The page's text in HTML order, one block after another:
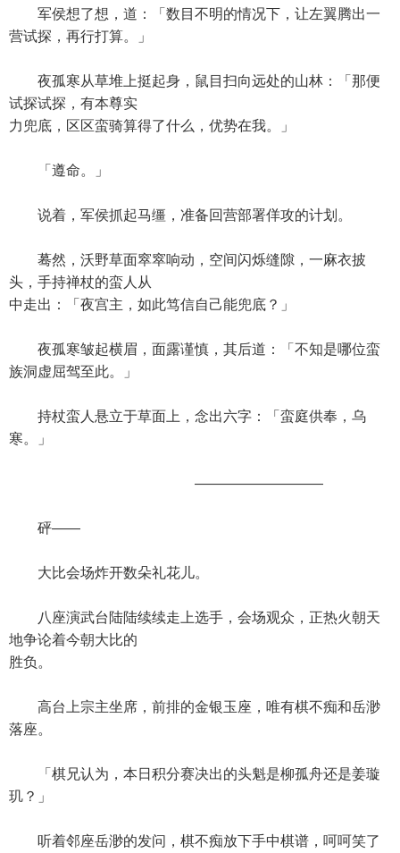
军侯想了想，道：「数目不明的情况下，让左翼腾出一
营试探，再行打算。」
夜孤寒从草堆上挺起身，鼠目扫向远处的山林：「那便
试探试探，有本尊实
力兜底，区区蛮骑算得了什么，优势在我。」
「遵命。」
说着，军侯抓起马缰，准备回营部署佯攻的计划。
蓦然，沃野草面窣窣响动，空间闪烁缝隙，一麻衣披
头，手持禅杖的蛮人从
中走出：「夜宫主，如此笃信自己能兜底？」
夜孤寒皱起横眉，面露谨慎，其后道：「不知是哪位蛮
族洞虚屈驾至此。」
持杖蛮人悬立于草面上，念出六字：「蛮庭供奉，乌
寒。」
—————————
砰——
大比会场炸开数朵礼花儿。
八座演武台陆陆续续走上选手，会场观众，正热火朝天
地争论着今朝大比的
胜负。
高台上宗主坐席，前排的金银玉座，唯有棋不痴和岳渺
落座。
「棋兄认为，本日积分赛决出的头魁是柳孤舟还是姜璇
玑？」
听着邻座岳渺的发问，棋不痴放下手中棋谱，呵呵笑了